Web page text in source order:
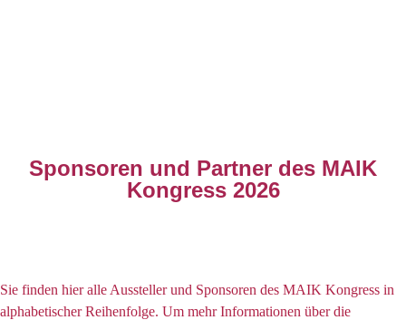
Sponsoren und Partner des MAIK
Kongress 2026
Sie finden hier alle Aussteller und Sponsoren des MAIK Kongress in
alphabetischer Reihenfolge. Um mehr Informationen über die